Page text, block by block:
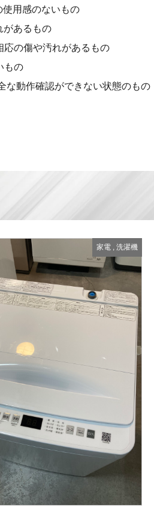
用感のないもの
あるもの
の傷や汚れがあるもの
もの
な動作確認ができない状態のもの
家電, 洗濯機